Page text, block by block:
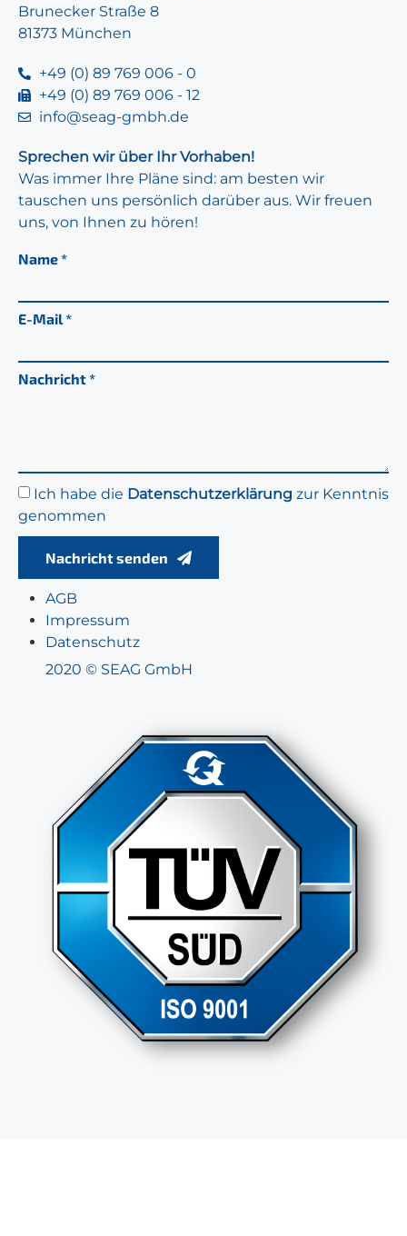
Brunecker Straße 8
81373 München
+49 (0) 89 769 006 - 0
+49 (0) 89 769 006 - 12
info@seag-gmbh.de
Sprechen wir über Ihr Vorhaben!
Was immer Ihre Pläne sind: am besten wir
tauschen uns persönlich darüber aus. Wir freuen
uns, von Ihnen zu hören!
Name
E-Mail
Nachricht
Ich habe die Datenschutzerklärung zur Kenntnis
genommen
Nachricht senden
AGB
Impressum
Datenschutz
2020 © SEAG GmbH